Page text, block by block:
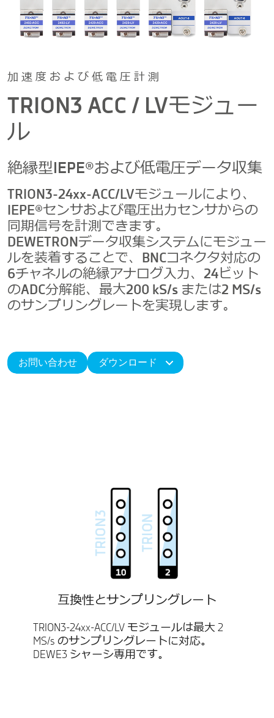
加速度および低電圧計測
TRION3 ACC / LVモジュー
ル
絶縁型IEPE®および低電圧データ収集
TRION3-24xx-ACC/LVモジュールにより、
IEPE®センサおよび電圧出力センサからの
同期信号を計測できます。
DEWETRONデータ収集システムにモジュー
ルを装着することで、BNCコネクタ対応の
6チャネルの絶縁アナログ入力、24ビット
のADC分解能、最大200 kS/s または2 MS/s
のサンプリングレートを実現します。
お問い合わせ ダウンロード
互換性とサンプリングレート
TRION3-24xx-ACC/LV モジュールは最大 2
MS/s のサンプリングレートに対応。
DEWE3 シャーシ専用です。